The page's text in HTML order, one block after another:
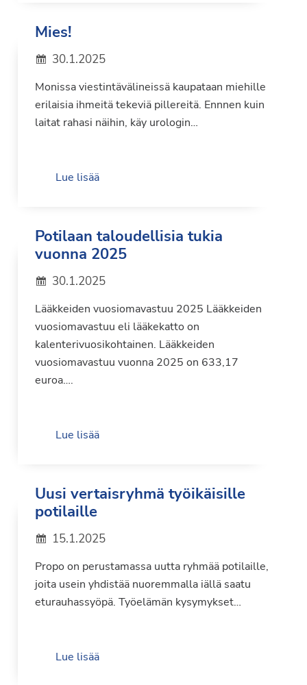
Mies!
30.1.2025
Monissa viestintävälineissä kaupataan miehille
erilaisia ihmeitä tekeviä pillereitä. Ennnen kuin
laitat rahasi näihin, käy urologin…
Lue lisää
Potilaan taloudellisia tukia
vuonna 2025
30.1.2025
Lääkkeiden vuosiomavastuu 2025 Lääkkeiden
vuosiomavastuu eli lääkekatto on
kalenterivuosikohtainen. Lääkkeiden
vuosiomavastuu vuonna 2025 on 633,17
euroa….
Lue lisää
Uusi vertaisryhmä työikäisille
potilaille
15.1.2025
Propo on perustamassa uutta ryhmää potilaille,
joita usein yhdistää nuoremmalla iällä saatu
eturauhassyöpä. Työelämän kysymykset…
Lue lisää